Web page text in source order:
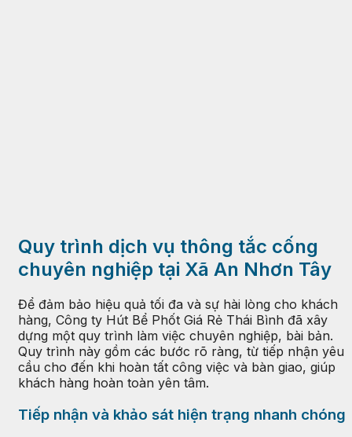
Quy trình dịch vụ thông tắc cống
chuyên nghiệp tại Xã An Nhơn Tây
Để đảm bảo hiệu quả tối đa và sự hài lòng cho khách
hàng, Công ty Hút Bể Phốt Giá Rẻ Thái Bình đã xây
dựng một quy trình làm việc chuyên nghiệp, bài bản.
Quy trình này gồm các bước rõ ràng, từ tiếp nhận yêu
cầu cho đến khi hoàn tất công việc và bàn giao, giúp
khách hàng hoàn toàn yên tâm.
Tiếp nhận và khảo sát hiện trạng nhanh chóng